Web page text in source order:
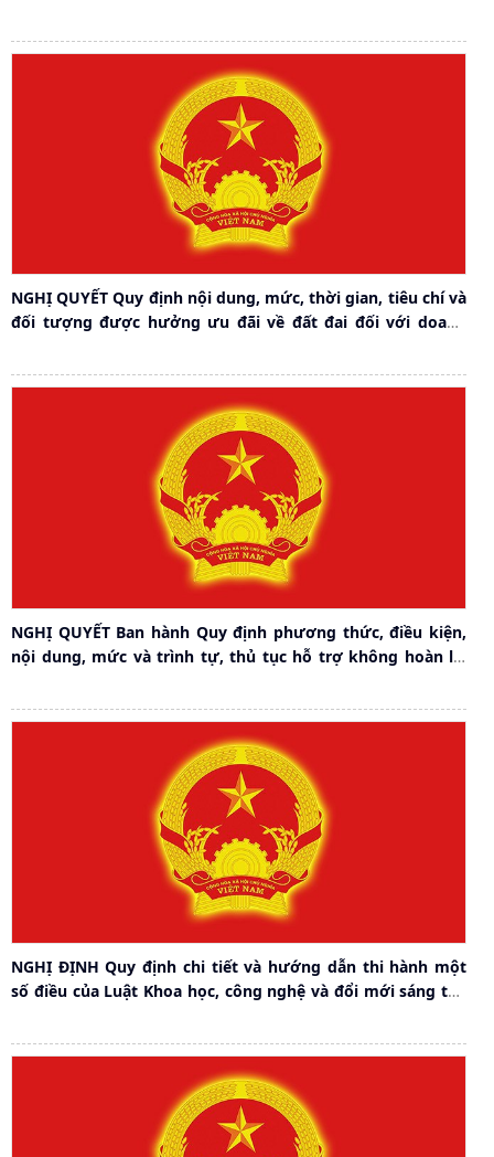
NGHỊ QUYẾT Quy định nội dung, mức, thời gian, tiêu chí và
đối tượng được hưởng ưu đãi về đất đai đối với doanh
NGHỊ QUYẾT Ban hành Quy định phương thức, điều kiện,
nội dung, mức và trình tự, thủ tục hỗ trợ không hoàn lại
hoạt động khoa học và công nghệ, đổi mới sáng tạo, khởi
nghiệp sáng tạo trên địa bàn thành phố
NGHỊ ĐỊNH Quy định chi tiết và hướng dẫn thi hành một
số điều của Luật Khoa học, công nghệ và đổi mới sáng tạo
đề chung